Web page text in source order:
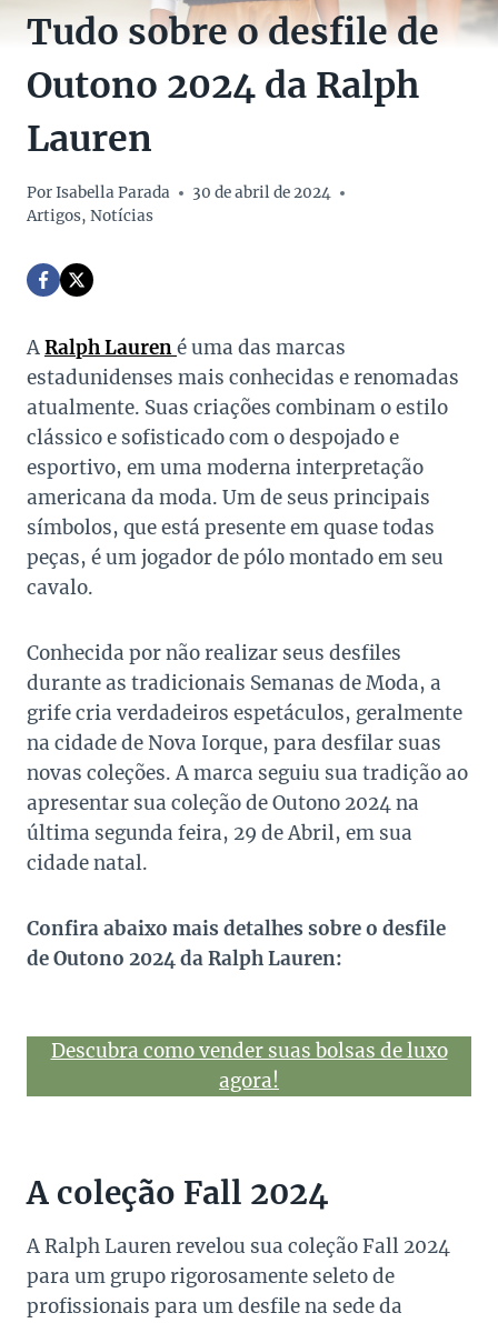
Tudo sobre o desfile de
Outono 2024 da Ralph
Lauren
PorIsabella Parada
30 de abril de 2024
Artigos, Notícias
ARalph Laurené uma das marcas
estadunidenses mais conhecidas e renomadas
atualmente. Suas criações combinam o estilo
clássico e sofisticado com o despojado e
esportivo, em uma moderna interpretação
americana da moda. Um de seus principais
símbolos, que está presente em quase todas
peças, é um jogador de pólo montado em seu
cavalo.
Conhecida por não realizar seus desfiles
durante as tradicionais Semanas de Moda, a
grife cria verdadeiros espetáculos, geralmente
na cidade de Nova Iorque, para desfilar suas
novas coleções. A marca seguiu sua tradição ao
apresentar sua coleção de Outono 2024 na
última segunda feira, 29 de Abril, em sua
cidade natal.
Confira abaixo mais detalhes sobre o desfile
de Outono 2024 da Ralph Lauren:
Descubra como vender suas bolsas de luxo
agora!
A coleção Fall 2024
A Ralph Lauren revelou sua coleção Fall 2024
para um grupo rigorosamente seleto de
profissionais para um desfile na sede da